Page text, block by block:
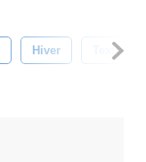
Hiver Texte